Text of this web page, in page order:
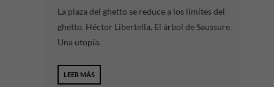
La plaza del ghetto se reduce a los límites del
ghetto. Héctor Libertella, El árbol de Saussure.
Una utopía.
LEER MÁS